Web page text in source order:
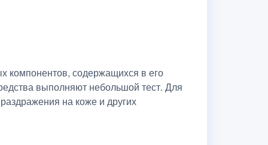
компонентов, содержащихся в его
выполняют небольшой тест. Для
на коже и других